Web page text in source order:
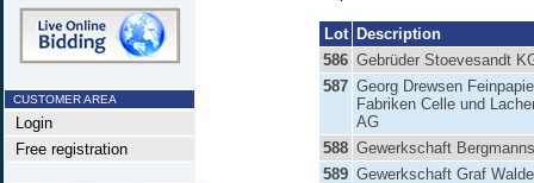
CUSTOMER AREA
Login
Free registration
Lot
Description
586 Gebrüder Stoevesandt
587 Georg Drewsen
Fabriken Celle und
AG
588 Gewerkschaft
589 Gewerkschaft Graf